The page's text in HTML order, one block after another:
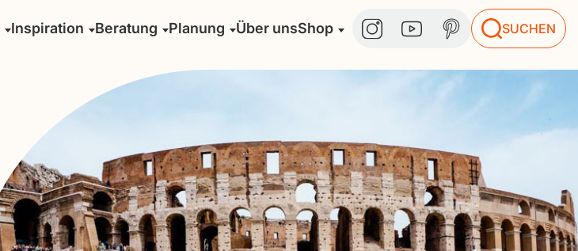
Inspiration Beratung Planung Über unsShop SUCHEN